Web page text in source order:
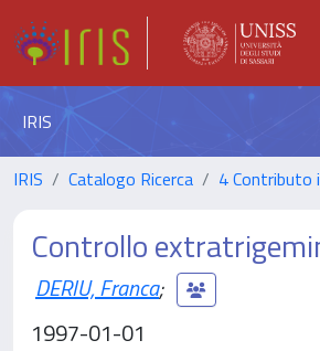
IRIS
IRIS Catalogo Ricerca 4 Contributo
Controllo
DERIU, Franca;
1997-01-01